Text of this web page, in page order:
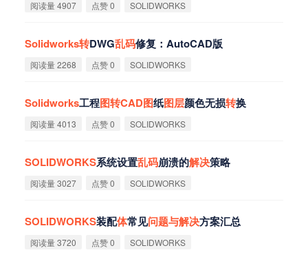
阅读量 4907 点赞 0 SOLIDWORKS
Solidworks转DWG乱码修复：AutoCAD版
阅读量 2268 点赞 0 SOLIDWORKS
Solidworks工程图转CAD图纸图层颜色无损转换‌
阅读量 4013 点赞 0 SOLIDWORKS
SOLIDWORKS系统设置乱码崩溃的解决策略
阅读量 3027 点赞 0 SOLIDWORKS
SOLIDWORKS装配体常见问题与解决方案汇总
阅读量 3720 点赞 0 SOLIDWORKS